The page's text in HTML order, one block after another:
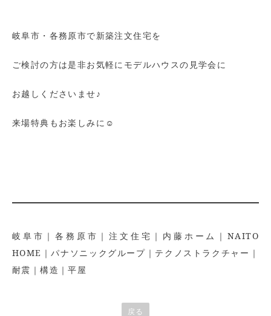
岐阜市・各務原市で新築注文住宅を
ご検討の方は是非お気軽にモデルハウスの見学会に
お越しくださいませ♪
来場特典もお楽しみに☺
岐阜市｜各務原市｜注文住宅｜内藤ホーム｜NAITO
HOME｜パナソニックグループ｜テクノストラクチャー｜
耐震｜構造｜平屋
戻る